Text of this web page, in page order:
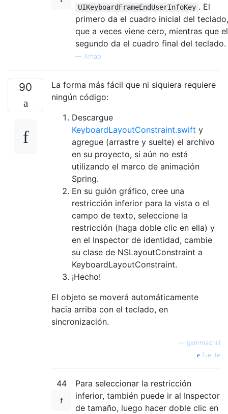
UIKeyboardFrameEndUserInfoKey . El
primero da el cuadro inicial del teclado,
que a veces viene cero, mientras que el
segundo da el cuadro final del teclado.
— Arnab
90
La forma más fácil que ni siquiera requiere
ningún código:
Descargue
KeyboardLayoutConstraint.swift y
agregue (arrastre y suelte) el archivo
en su proyecto, si aún no está
utilizando el marco de animación
Spring.
En su guión gráfico, cree una
restricción inferior para la vista o el
campo de texto, seleccione la
restricción (haga doble clic en ella) y
en el Inspector de identidad, cambie
su clase de NSLayoutConstraint a
KeyboardLayoutConstraint.
¡Hecho!
El objeto se moverá automáticamente
hacia arriba con el teclado, en
sincronización.
gammachill
fuente
44
Para seleccionar la restricción
inferior, también puede ir al Inspector
de tamaño, luego hacer doble clic en